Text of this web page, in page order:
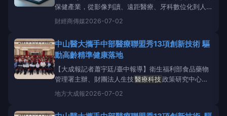
保健產業，從影像判讀、遠距醫療、牙科數位化到人工
智慧（AI）輔助分析，醫療服務正從傳統院所場景，逐
步延伸到雲端、居家與個人化照護。不過，科技帶來效
去一世紀，美國醫療科技快速演進。診斷影像
財經商傳媒2026-07-02
中山醫大攜手中部醫療聯盟秀13項創新技術 驅
動高齡精準健康落地
【大成報記者蕭宇廷/臺中報導】衛生福利部食品藥物
管理署主辦、財團法人生技醫療科技政策研究中心承
辦、中山醫學大學與中興大學協辦的「2026智慧醫療
產業跨域鏈結交流會」，6/30登場。活動聚焦高齡精
地方大成報2026-07-02